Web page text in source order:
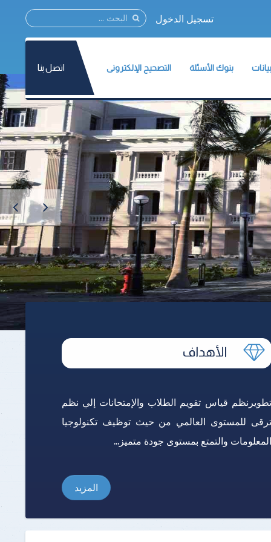
تسجيل الدخول
مؤتمر القياس والتقويم2021
الطلاب
أعضاء هيئة التدريس
تسجيل الطلاب
الأسئلة
الإختبارات
وثائق القياس والتقويم
بنوك الأسئلة التصحيح الإلكترونى اتصل بنا
تطويرنظم قياس تقويم الطلاب والإمتحانات إلي نظم
ترقى للمستوى العالمي من حيث توظيف تكنولوجيا
المعلومات والتمتع بمستوى جودة متميز...
المزيد